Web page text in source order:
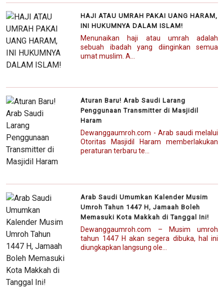
HAJI ATAU UMRAH PAKAI UANG HARAM,
INI HUKUMNYA DALAM ISLAM!
Menunaikan haji atau umrah adalah
sebuah ibadah yang diinginkan semua
umat muslim. A...
Aturan Baru! Arab Saudi Larang
Penggunaan Transmitter di Masjidil
Haram
Dewanggaumroh.com - Arab saudi melalui
Otoritas Masjidil Haram memberlakukan
peraturan terbaru te...
Arab Saudi Umumkan Kalender Musim
Umroh Tahun 1447 H, Jamaah Boleh
Memasuki Kota Makkah di Tanggal Ini!
Dewanggaumroh.com – Musim umroh
tahun 1447 H akan segera dibuka, hal ini
diungkapkan langsung ole...